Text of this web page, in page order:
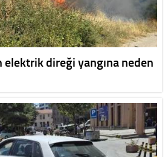
direği yangına neden